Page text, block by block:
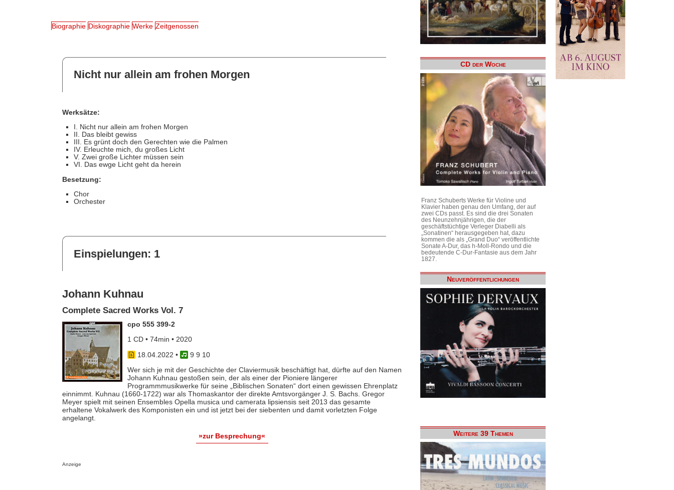
Biographie Diskographie Werke Zeitgenossen
Nicht nur allein am frohen Morgen
Werksätze:
I. Nicht nur allein am frohen Morgen
II. Das bleibt gewiss
III. Es grünt doch den Gerechten wie die Palmen
IV. Erleuchte mich, du großes Licht
V. Zwei große Lichter müssen sein
VI. Das ewge Licht geht da herein
Besetzung:
Chor
Orchester
Einspielungen: 1
Johann Kuhnau
Complete Sacred Works Vol. 7
cpo 555 399-2
1 CD • 74min • 2020
18.04.2022 •
9 9 10
Wer sich je mit der Geschichte der Claviermusik beschäftigt hat, dürfte auf den Namen
Johann Kuhnau gestoßen sein, der als einer der Pioniere längerer
Programmmusikwerke für seine „Biblischen Sonaten“ dort einen gewissen Ehrenplatz
einnimmt. Kuhnau (1660-1722) war als Thomaskantor der direkte Amtsvorgänger J. S. Bachs. Gregor
Meyer spielt mit seinen Ensembles Opella musica und camerata lipsiensis seit 2013 das gesamte
erhaltene Vokalwerk des Komponisten ein und ist jetzt bei der siebenten und damit vorletzten Folge
angelangt.
»zur Besprechung«
Anzeige
CD der Woche
Franz Schuberts Werke für Violine und
Klavier haben genau den Umfang, der auf
zwei CDs passt. Es sind die drei Sonaten
des Neunzehnjährigen, die der
geschäftstüchtige Verleger Diabelli als
„Sonatinen“ herausgegeben hat, dazu
kommen die als „Grand Duo“ veröffentlichte
Sonate A-Dur, das h-Moll-Rondo und die
bedeutende C-Dur-Fantasie aus dem Jahr
1827.
Neuveröffentlichungen
Weitere 39 Themen